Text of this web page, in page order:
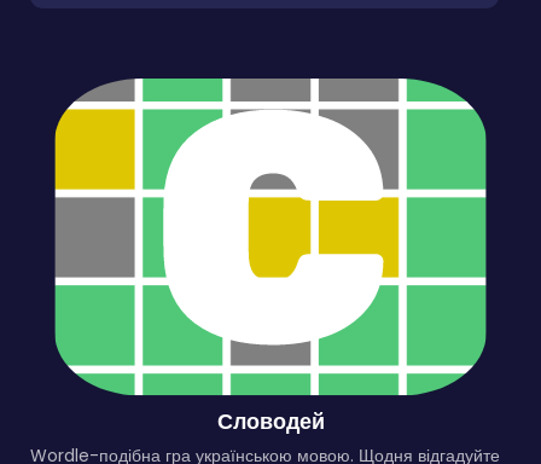
Словодей
Wordle-подібна гра українською мовою. Щодня відгадуйте